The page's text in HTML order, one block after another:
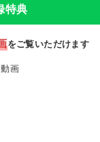
特典
をご覧いただけます
画